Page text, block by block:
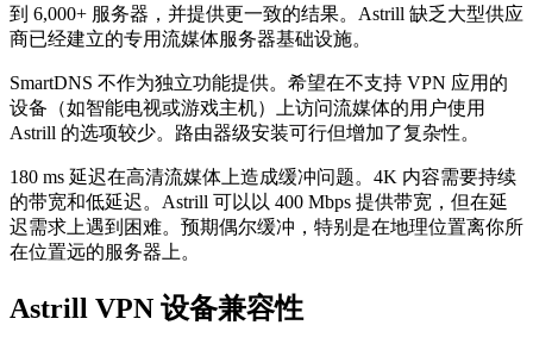
到 6,000+ 服务器，并提供更一致的结果。Astrill 缺乏大型供应
商已经建立的专用流媒体服务器基础设施。
SmartDNS 不作为独立功能提供。希望在不支持 VPN 应用的
设备（如智能电视或游戏主机）上访问流媒体的用户使用
Astrill 的选项较少。路由器级安装可行但增加了复杂性。
180 ms 延迟在高清流媒体上造成缓冲问题。4K 内容需要持续
的带宽和低延迟。Astrill 可以以 400 Mbps 提供带宽，但在延
迟需求上遇到困难。预期偶尔缓冲，特别是在地理位置离你所
在位置远的服务器上。
Astrill VPN 设备兼容性